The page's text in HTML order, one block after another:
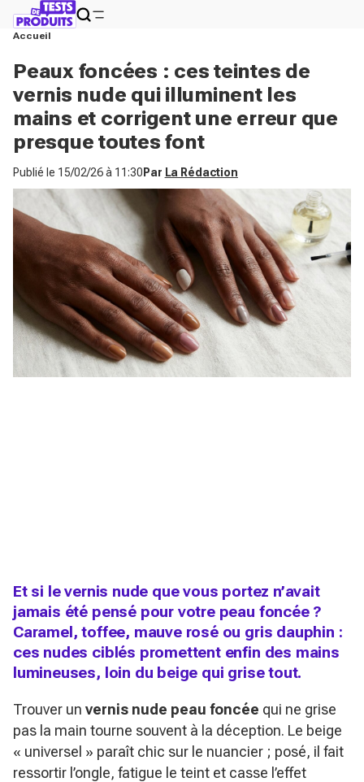
Accueil
Peaux foncées : ces teintes de
vernis nude qui illuminent les
mains et corrigent une erreur que
presque toutes font
Publié le 15/02/26 à 11:30 Par La Rédaction
Et si le vernis nude que vous portez n’avait
jamais été pensé pour votre peau foncée ?
Caramel, toffee, mauve rosé ou gris dauphin :
ces nudes ciblés promettent enfin des mains
lumineuses, loin du beige qui grise tout.
Trouver un vernis nude peau foncée qui ne grise
pas la main tourne souvent à la déception. Le beige
« universel » paraît chic sur le nuancier ; posé, il fait
ressortir l’ongle, fatigue le teint et casse l’effet